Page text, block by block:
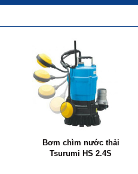
Bơm chìm nước thải
Tsurumi HS 2.4S